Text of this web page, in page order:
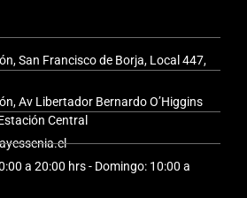
San Francisco de Borja, Local 447,
Av Libertador Bernardo O’Higgins
Central
a 20:00 hrs - Domingo: 10:00 a